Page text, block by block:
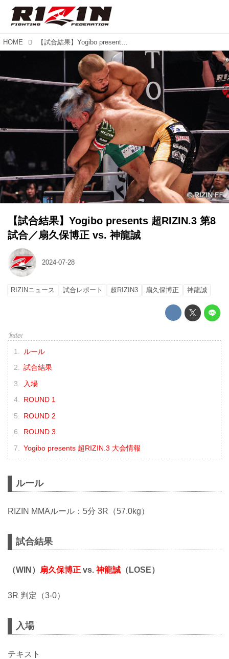
HOME 【試合結果】Yogibo presents 超RIZIN.3 第8試合／扇久保博正 vs. 神龍誠
【試合結果】Yogibo presents 超RIZIN.3 第8
試合／扇久保博正 vs. 神龍誠
2024-07-28
RIZINニュース 試合レポート 超RIZIN3 扇久保博正 神龍誠
ルール
試合結果
入場
ROUND 1
ROUND 2
ROUND 3
Yogibo presents 超RIZIN.3 大会情報
ルール
RIZIN MMAルール：5分 3R（57.0kg）
試合結果
（WIN） 扇久保博正 vs.神龍誠 （LOSE）
3R 判定（3-0）
入場
テキスト